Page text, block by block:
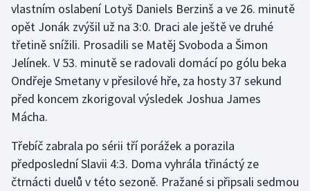
Krasobruslení
Lezení
Lyže a snowboard
Moderní pětiboj
Motorsport
Olympijské hry
vlastním oslabení Lotyš Daniels Berzinš a ve 26. minutě
opět Jonák zvýšil už na 3:0. Draci ale ještě ve druhé
třetině snížili. Prosadili se Matěj Svoboda a Šimon
Jelínek. V 53. minutě se radovali domácí po gólu beka
Ondřeje Smetany v přesilové hře, za hosty 37 sekund
před koncem zkorigoval výsledek Joshua James
Mácha.
Třebíč zabrala po sérii tří porážek a porazila
předposlední Slavii 4:3. Doma vyhrála třináctý ze
čtrnácti duelů v této sezoně. Pražané si připsali sedmou